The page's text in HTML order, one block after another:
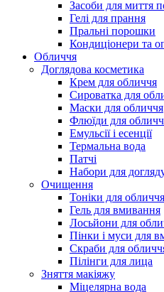
Засоби для миття
Гелі для прання
Пральні порошки
Кондиціонери та
Обличчя
Доглядова косметика
Крем для обличчя
Сироватка для
Маски для обличчя
Флюїди для
Емульсії і есенції
Термальна вода
Патчі
Набори для
Очищення
Тоніки для обличчя
Гель для вмивання
Лосьйони для
Пінки і муси для
Скраби для
Пілінги для лица
Зняття макіяжу
Міцелярна вода